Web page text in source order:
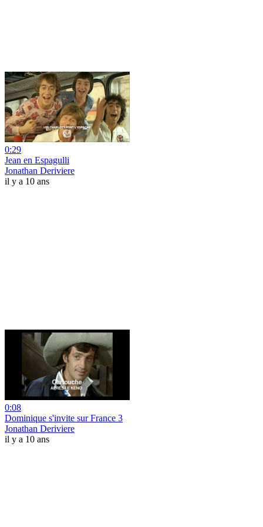
0:29
Jean en Espagulli
Jonathan Deriviere
il y a 10 ans
0:08
Dominique s'invite sur France 3
Jonathan Deriviere
il y a 10 ans